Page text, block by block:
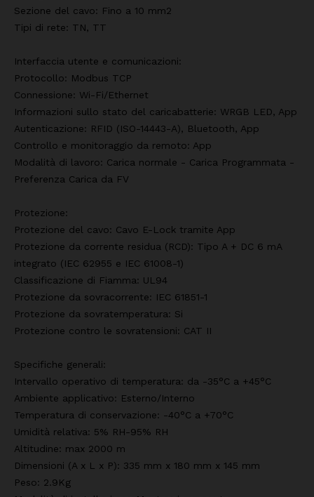
Sezione del cavo: Fino a 10 mm2
Tipi di rete: TN, TT
Interfaccia utente e comunicazioni:
Protocollo: Modbus TCP
Connessione: Wi-Fi/Ethernet
Informazioni sullo stato del caricabatterie: WRGB LED, App
Autenticazione: RFID (ISO-14443-A), Bluetooth, App
Controllo e monitoraggio da remoto: App
Modalità di lavoro: Carica normale - Carica Programmata -
Preferenza Carica da FV
Protezione:
Protezione del cavo: Cavo E-Lock tramite App
Protezione da corrente residua (RCD): Tipo A + DC 6 mA
integrato (IEC 62955 e IEC 61008-1)
Classificazione di Fiamma: UL94
Protezione da sovracorrente: IEC 61851-1
Protezione da sovratemperatura: Si
Protezione contro le sovratensioni: CAT II
Specifiche generali:
Intervallo operativo di temperatura: da -35°C a +45°C
Ambiente applicativo: Esterno/Interno
Temperatura di conservazione: -40°C a +70°C
Umidità relativa: 5% RH-95% RH
Altitudine: max 2000 m
Dimensioni (A x L x P): 335 mm x 180 mm x 145 mm
Peso: 2.9Kg